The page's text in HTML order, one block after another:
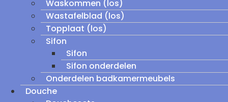
Waskommen (los)
Wastafelblad (los)
Topplaat (los)
Sifon
Sifon
Sifon onderdelen
Onderdelen badkamermeubels
Douche